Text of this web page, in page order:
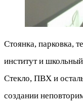
Стоянка, парковка,
институт и
Стекло, ПВХ и
создании